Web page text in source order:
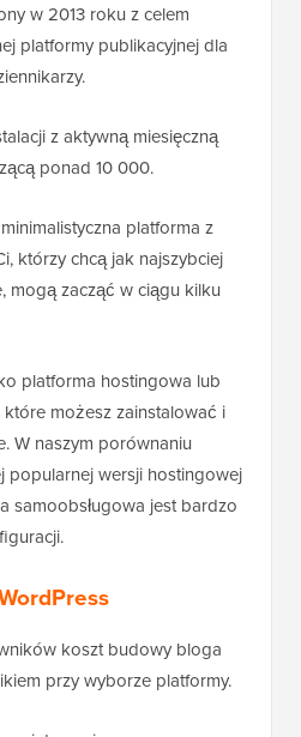
w 2013 roku z celem
platformy publikacyjnej dla
z aktywną miesięczną
ponad 10 000.
platforma z
którzy chcą jak najszybciej
mogą zacząć w ciągu kilku
platforma hostingowa lub
możesz zainstalować i
W naszym porównaniu
popularnej wersji hostingowej
samoobsługowa jest bardzo
koszt budowy bloga
przy wyborze platformy.